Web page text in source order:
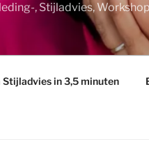
, Stijladvies,
Stijladvies in 3,5 minuten